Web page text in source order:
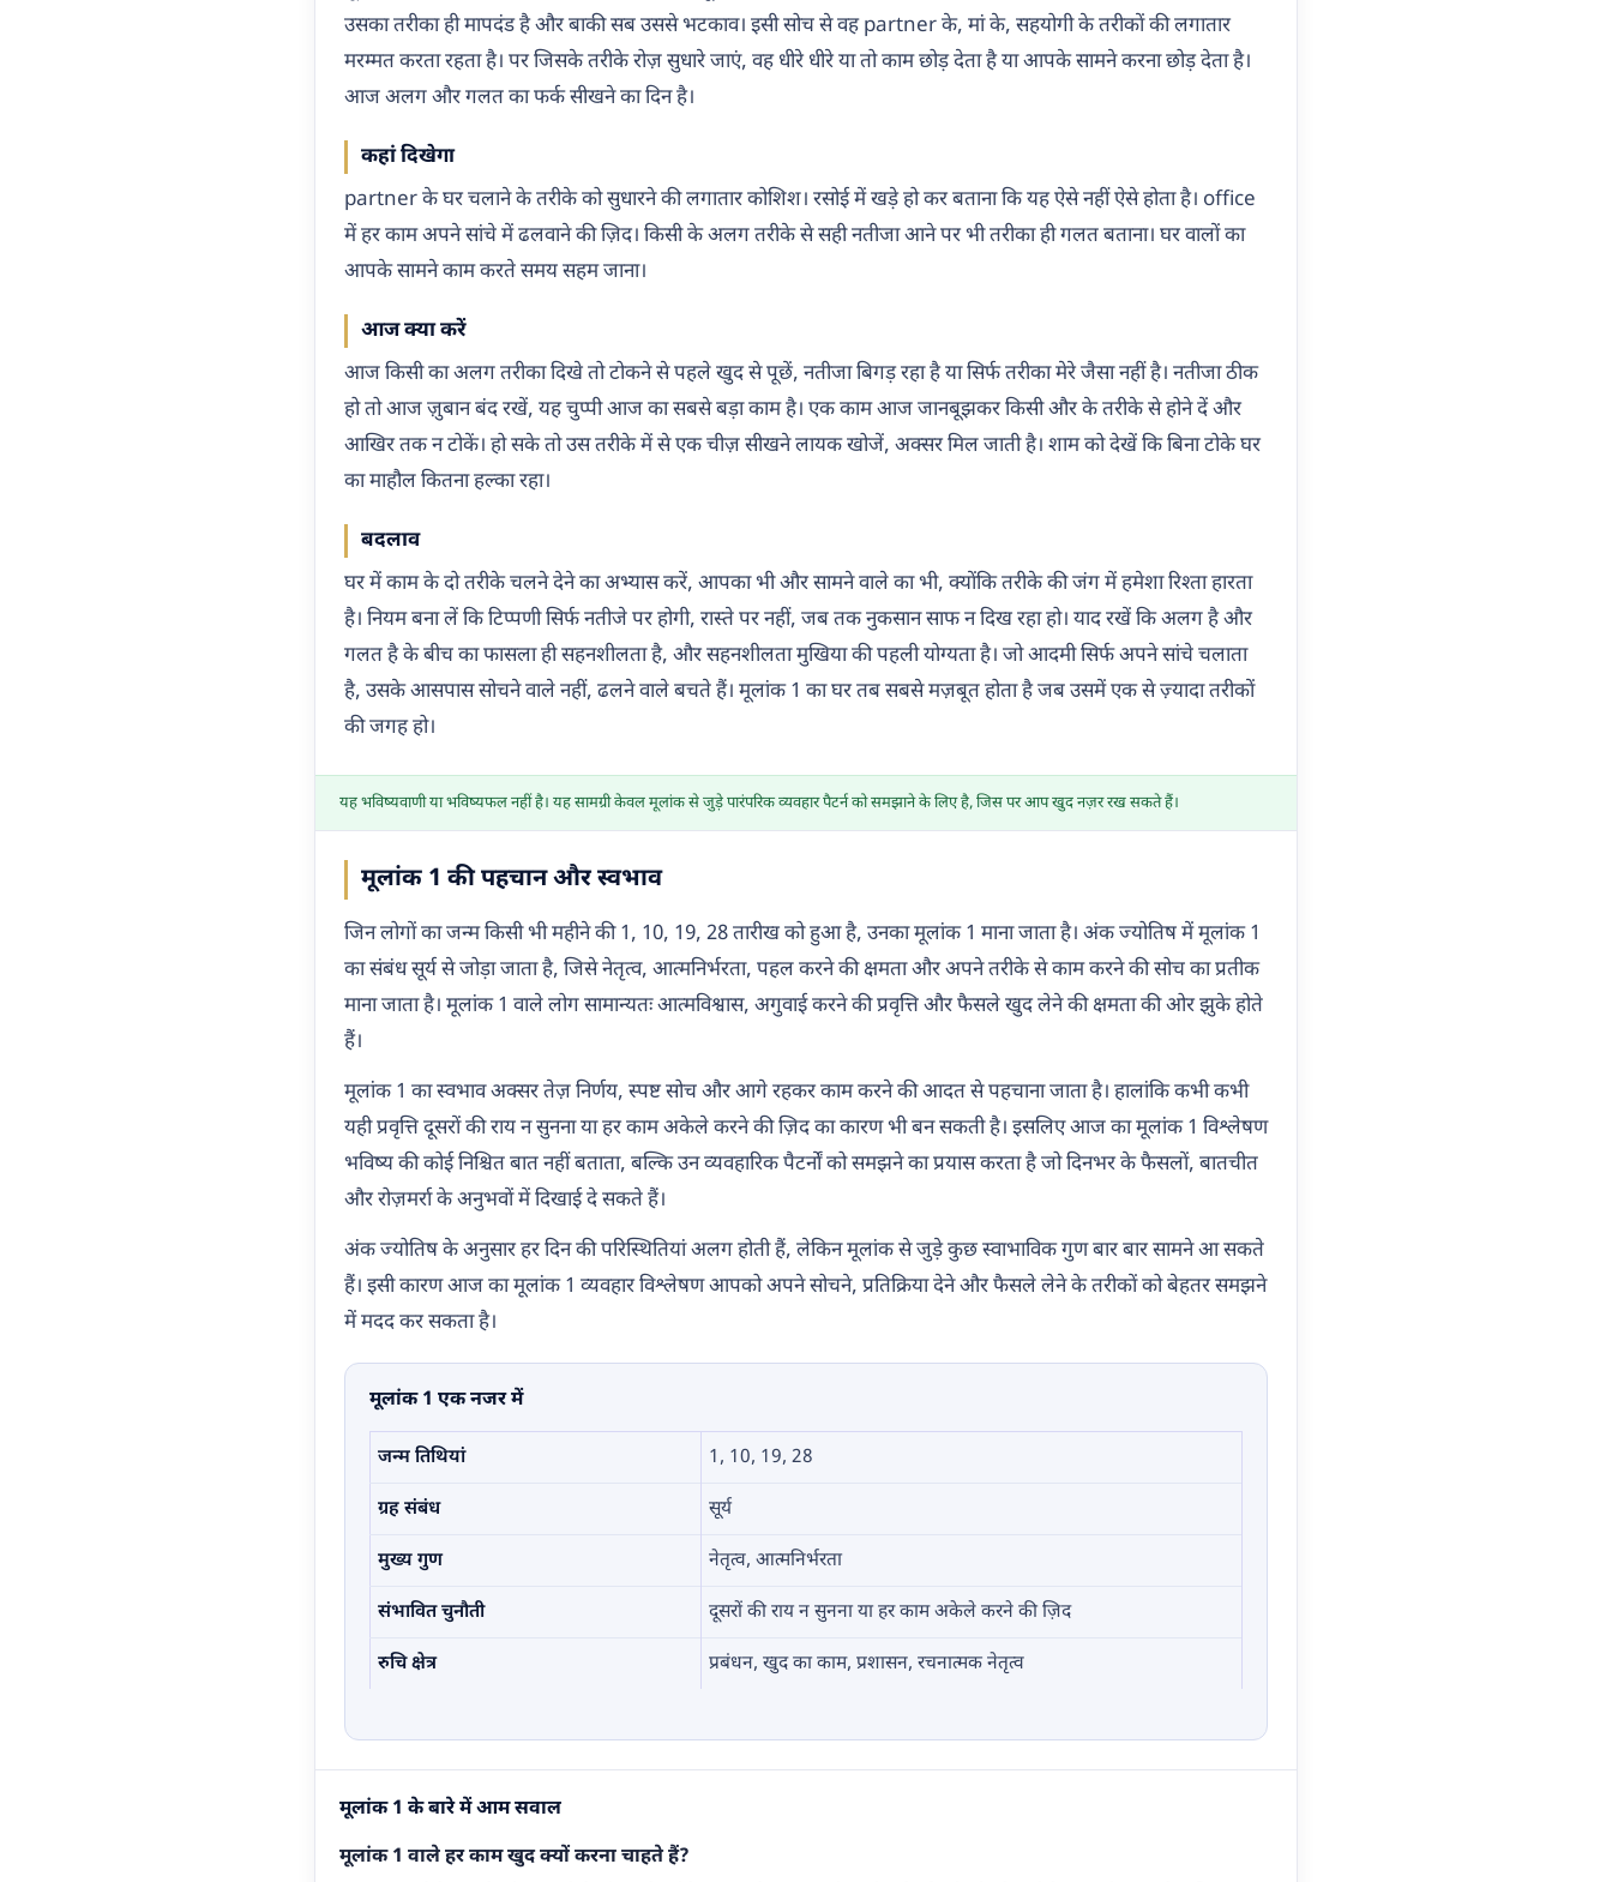
उसका तरीका ही मापदंड है और बाकी सब उससे भटकाव। इसी सोच से वह partner के, मां के, सहयोगी के तरीकों की लगातार
मरम्मत करता रहता है। पर जिसके तरीके रोज़ सुधारे जाएं, वह धीरे धीरे या तो काम छोड़ देता है या आपके सामने करना छोड़ देता है।
आज अलग और गलत का फर्क सीखने का दिन है।
कहां दिखेगा
partner के घर चलाने के तरीके को सुधारने की लगातार कोशिश। रसोई में खड़े हो कर बताना कि यह ऐसे नहीं ऐसे होता है। office
में हर काम अपने सांचे में ढलवाने की ज़िद। किसी के अलग तरीके से सही नतीजा आने पर भी तरीका ही गलत बताना। घर वालों का
आपके सामने काम करते समय सहम जाना।
आज क्या करें
आज किसी का अलग तरीका दिखे तो टोकने से पहले खुद से पूछें, नतीजा बिगड़ रहा है या सिर्फ तरीका मेरे जैसा नहीं है। नतीजा ठीक
हो तो आज ज़ुबान बंद रखें, यह चुप्पी आज का सबसे बड़ा काम है। एक काम आज जानबूझकर किसी और के तरीके से होने दें और
आखिर तक न टोकें। हो सके तो उस तरीके में से एक चीज़ सीखने लायक खोजें, अक्सर मिल जाती है। शाम को देखें कि बिना टोके घर
का माहौल कितना हल्का रहा।
बदलाव
घर में काम के दो तरीके चलने देने का अभ्यास करें, आपका भी और सामने वाले का भी, क्योंकि तरीके की जंग में हमेशा रिश्ता हारता
है। नियम बना लें कि टिप्पणी सिर्फ नतीजे पर होगी, रास्ते पर नहीं, जब तक नुकसान साफ न दिख रहा हो। याद रखें कि अलग है और
गलत है के बीच का फासला ही सहनशीलता है, और सहनशीलता मुखिया की पहली योग्यता है। जो आदमी सिर्फ अपने सांचे चलाता
है, उसके आसपास सोचने वाले नहीं, ढलने वाले बचते हैं। मूलांक 1 का घर तब सबसे मज़बूत होता है जब उसमें एक से ज़्यादा तरीकों
की जगह हो।
यह भविष्यवाणी या भविष्यफल नहीं है। यह सामग्री केवल मूलांक से जुड़े पारंपरिक व्यवहार पैटर्न को समझाने के लिए है, जिस पर आप खुद नज़र रख सकते हैं।
मूलांक 1 की पहचान और स्वभाव
जिन लोगों का जन्म किसी भी महीने की 1, 10, 19, 28 तारीख को हुआ है, उनका मूलांक 1 माना जाता है। अंक ज्योतिष में मूलांक 1
का संबंध सूर्य से जोड़ा जाता है, जिसे नेतृत्व, आत्मनिर्भरता, पहल करने की क्षमता और अपने तरीके से काम करने की सोच का प्रतीक
माना जाता है। मूलांक 1 वाले लोग सामान्यतः आत्मविश्वास, अगुवाई करने की प्रवृत्ति और फैसले खुद लेने की क्षमता की ओर झुके होते
हैं।
मूलांक 1 का स्वभाव अक्सर तेज़ निर्णय, स्पष्ट सोच और आगे रहकर काम करने की आदत से पहचाना जाता है। हालांकि कभी कभी
यही प्रवृत्ति दूसरों की राय न सुनना या हर काम अकेले करने की ज़िद का कारण भी बन सकती है। इसलिए आज का मूलांक 1 विश्लेषण
भविष्य की कोई निश्चित बात नहीं बताता, बल्कि उन व्यवहारिक पैटर्नों को समझने का प्रयास करता है जो दिनभर के फैसलों, बातचीत
और रोज़मर्रा के अनुभवों में दिखाई दे सकते हैं।
अंक ज्योतिष के अनुसार हर दिन की परिस्थितियां अलग होती हैं, लेकिन मूलांक से जुड़े कुछ स्वाभाविक गुण बार बार सामने आ सकते
हैं। इसी कारण आज का मूलांक 1 व्यवहार विश्लेषण आपको अपने सोचने, प्रतिक्रिया देने और फैसले लेने के तरीकों को बेहतर समझने
में मदद कर सकता है।
मूलांक 1 एक नजर में
जन्म तिथियां 1, 10, 19, 28
ग्रह संबंध सूर्य
मुख्य गुण नेतृत्व, आत्मनिर्भरता
संभावित चुनौती दूसरों की राय न सुनना या हर काम अकेले करने की ज़िद
रुचि क्षेत्र प्रबंधन, खुद का काम, प्रशासन, रचनात्मक नेतृत्व
मूलांक 1 के बारे में आम सवाल
मूलांक 1 वाले हर काम खुद क्यों करना चाहते हैं?